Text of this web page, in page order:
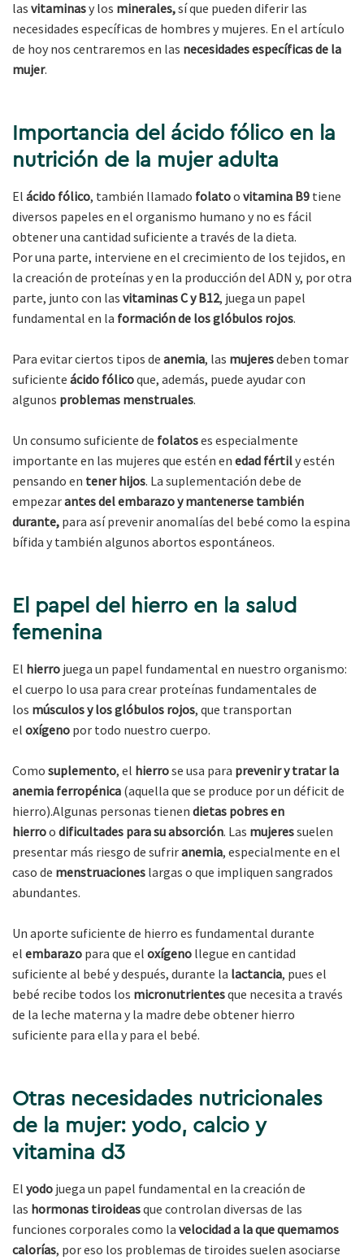
las vitaminasy los minerales,sí que pueden diferir las
necesidades específicas de hombres y mujeres. En el artículo
de hoy nos centraremos en las necesidades específicas de la
mujer.
Importancia del ácido fólico en la
nutrición de la mujer adulta
El ácido fólico, también llamado folatoo vitamina B9 tiene
diversos papeles en el organismo humano y no es fácil
obtener una cantidad suficiente a través de la dieta.
Por una parte, interviene en el crecimiento de los tejidos, en
la creación de proteínas y en la producción del ADN y, por otra
parte, junto con las vitaminas C y B12, juega un papel
fundamental en la formación de los glóbulos rojos.
Para evitar ciertos tipos de anemia, las mujeresdeben tomar
suficiente ácido fólicoque, además, puede ayudar con
algunos problemas menstruales.
Un consumo suficiente de folatoses especialmente
importante en las mujeres que estén en edad fértily estén
pensando en tener hijos. La suplementación debe de
empezarantes del embarazo y mantenerse también
durante, para así prevenir anomalías del bebé como la espina
bífida y también algunos abortos espontáneos.
El papel del hierro en la salud
femenina
El hierro juega un papel fundamental en nuestro organismo:
el cuerpo lo usa para crear proteínas fundamentales de
los músculos y los glóbulos rojos, que transportan
el oxígeno por todo nuestro cuerpo.
Como suplemento, el hierrose usa para prevenir y tratar la
anemia ferropénica (aquella que se produce por un déficit de
hierro).Algunas personas tienen dietas pobres en
hierroo dificultades para su absorción. Las mujeressuelen
presentar más riesgo de sufriranemia, especialmente en el
caso de menstruaciones largas o que impliquen sangrados
abundantes.
Un aporte suficiente de hierro es fundamental durante
el embarazo para que el oxígeno llegue en cantidad
suficiente al bebé y después, durante la lactancia, pues el
bebé recibe todos los micronutrientesque necesita a través
de la leche materna y la madre debe obtener hierro
suficiente para ella y para el bebé.
Otras necesidades nutricionales
de la mujer: yodo, calcio y
vitamina d3
El yodo juega un papel fundamental en la creación de
las hormonas tiroideasque controlan diversas de las
funciones corporales como la velocidad a la que quemamos
calorías, por eso los problemas de tiroides suelen asociarse